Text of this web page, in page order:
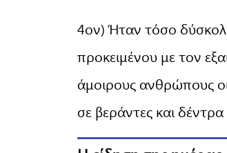
4ον) Ήταν τόσο
προκειμένου με τον
άμοιρους ανθρώπους
σε βεράντες και